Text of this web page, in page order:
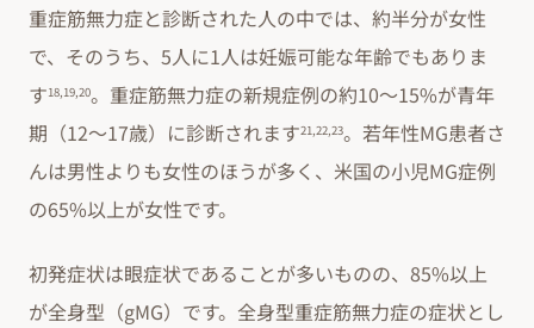
重症筋無力症と診断された人の中では、約半分が女性
で、そのうち、5人に1人は妊娠可能な年齢でもありま
す18,19,20。重症筋無力症の新規症例の約10～15%が青年
期（12～17歳）に診断されます21,22,23。若年性MG患者さ
んは男性よりも女性のほうが多く、米国の小児MG症例
の65%以上が女性です。
初発症状は眼症状であることが多いものの、85%以上
が全身型（gMG）です。全身型重症筋無力症の症状とし